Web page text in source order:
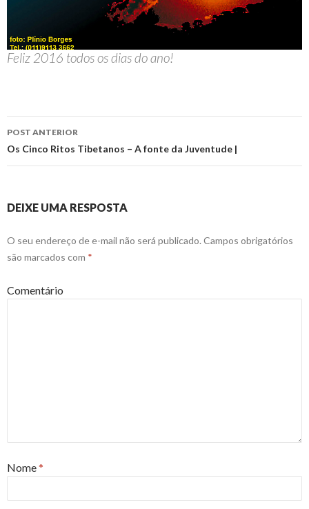
Feliz 2016 todos os dias do ano!
Navegação
post
POST ANTERIOR
Os Cinco Ritos Tibetanos – A fonte da Juventude |
DEIXE UMA RESPOSTA
O seu endereço de e-mail não será publicado. Campos obrigatórios
são marcados com *
Comentário
Nome*